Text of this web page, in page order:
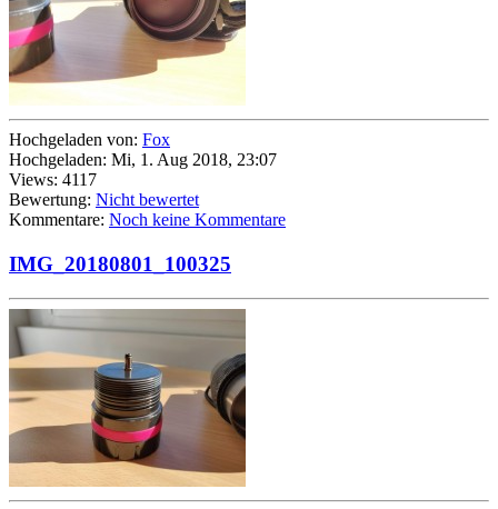
Hochgeladen von: Fox
Hochgeladen: Mi, 1. Aug 2018, 23:07
Views: 4117
Bewertung: Nicht bewertet
Kommentare: Noch keine Kommentare
IMG_20180801_100325